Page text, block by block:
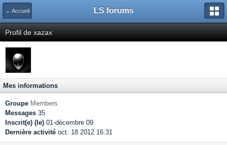
← Accueil LS forums
Profil de xazax
Mes informations
Groupe Members
Messages 35
Inscrit(e) (le) 01-décembre 09
Dernière activité oct. 18 2012 16:31